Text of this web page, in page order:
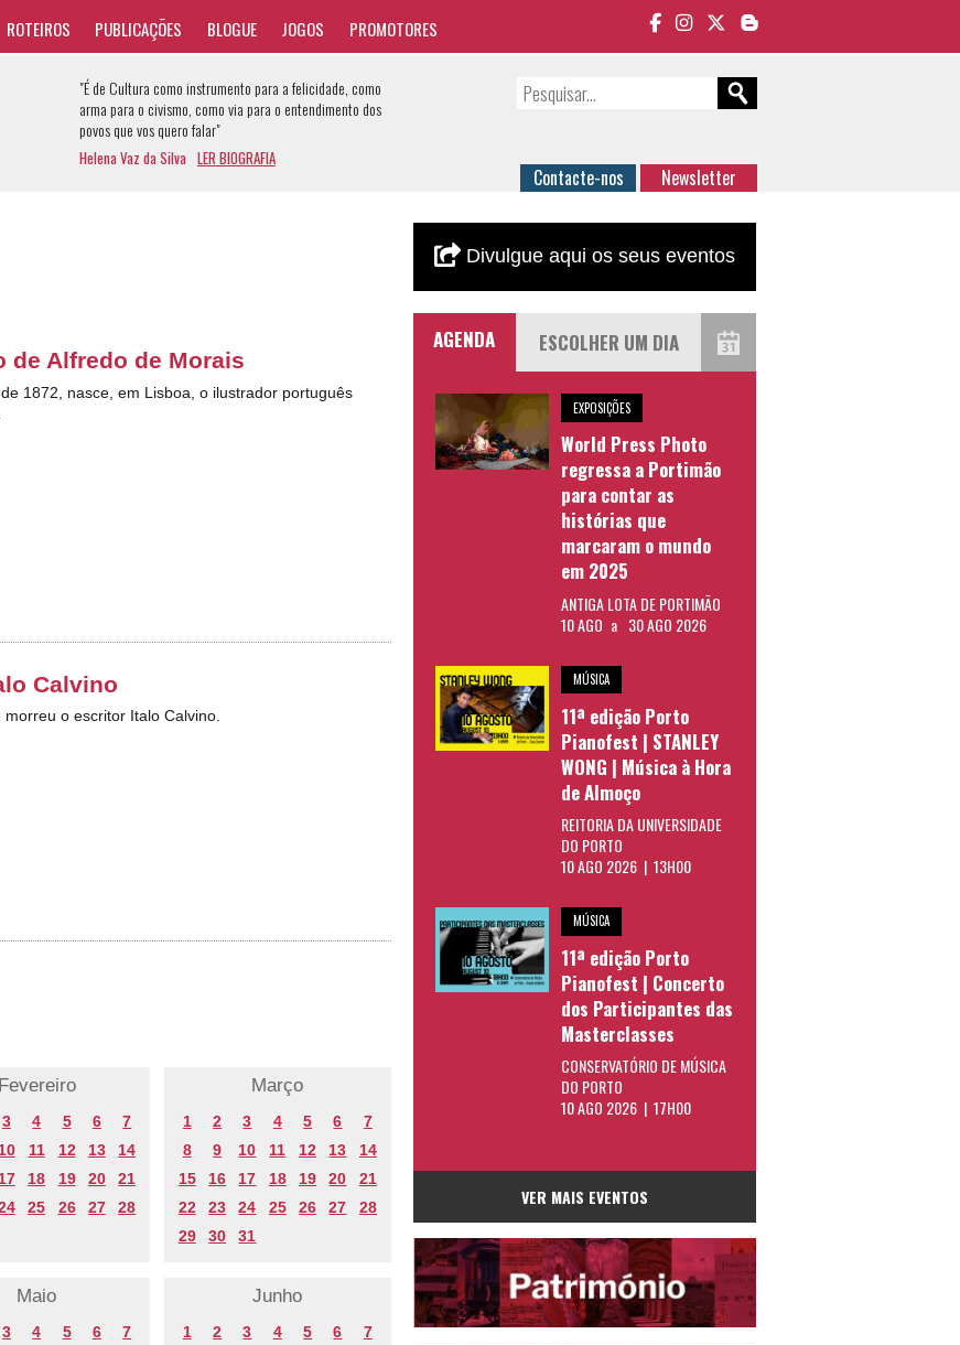
ROTEIROS PUBLICAÇÕES BLOGUE JOGOS PROMOTORES
"É de Cultura como instrumento para a felicidade, como
arma para o civismo, como via para o entendimento dos
povos que vos quero falar"
Helena Vaz da Silva LER BIOGRAFIA
Contacte-nos Newsletter
de Alfredo de Morais
1872, nasce, em Lisboa, o ilustrador português
Calvino
morreu o escritor Italo Calvino.
Fevereiro
3 4 5 6
7
11 12 13
14
18 19 20
21
25 26 27
28
Março
1 2 3 4 5 6
7
8
9 10 11 12 13
14
15
16 17 18 19 20
21
22
23 24 25 26 27
28
29
30 31
Maio
3 4 5 6
7
Junho
1 2 3 4 5 6
7
Divulgue aqui os seus eventos
AGENDA
EXPOSIÇÕES
World Press Photo
regressa a Portimão
para contar as
histórias que
marcaram o mundo
em 2025
ANTIGA LOTA DE PORTIMÃO
10 AGO a 30 AGO 2026
MÚSICA
11ª edição Porto
Pianofest | STANLEY
WONG | Música à Hora
de Almoço
REITORIA DA UNIVERSIDADE
DO PORTO
10 AGO 2026 | 13H00
MÚSICA
11ª edição Porto
Pianofest | Concerto
dos Participantes das
Masterclasses
CONSERVATÓRIO DE MÚSICA
DO PORTO
10 AGO 2026 | 17H00
VER MAIS EVENTOS